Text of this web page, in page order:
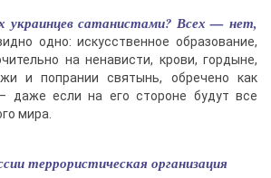
украинцев сатанистами? Всех — нет,
одно: искусственное образование,
на ненависти, крови, гордыне,
и попрании святынь, обречено как
даже если на его стороне будут все
мира.
террористическая организация